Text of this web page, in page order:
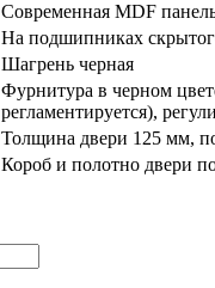
Современная MDF
На подшипниках
Шагрень черная
Фурнитура в черном
регламентируется),
Толщина двери 125 мм,
Короб и полотно двери